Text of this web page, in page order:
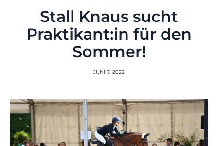
Stall Knaus sucht
Praktikant:in für den
Sommer!
JUNI 7, 2022